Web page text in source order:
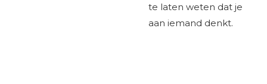
te laten weten dat je
aan iemand denkt.